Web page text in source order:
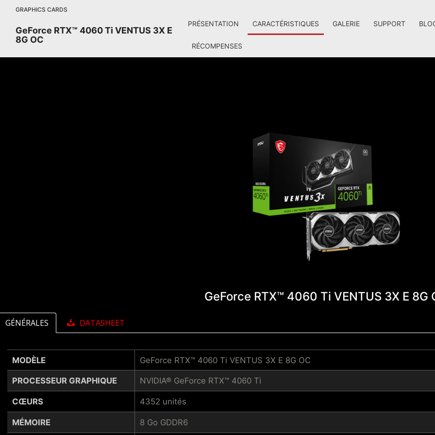
GRAPHICS CARDS
GeForce RTX™ 4060 Ti VENTUS 3X E
8G OC
PRÉSENTATION CARACTÉRISTIQUES GALERIE SUPPORT
RÉCOMPENSES
GeForce RTX™ 4060 Ti VENTUS 3X E 8G
GÉNÉRALES DATASHEET
MODÈLE
PROCESSEUR GRAPHIQUE
CŒURS
MÉMOIRE
GeForce RTX™ 4060 Ti VENTUS 3X E 8G OC
NVIDIA® GeForce RTX™ 4060 Ti
4352 unités
8 Go GDDR6